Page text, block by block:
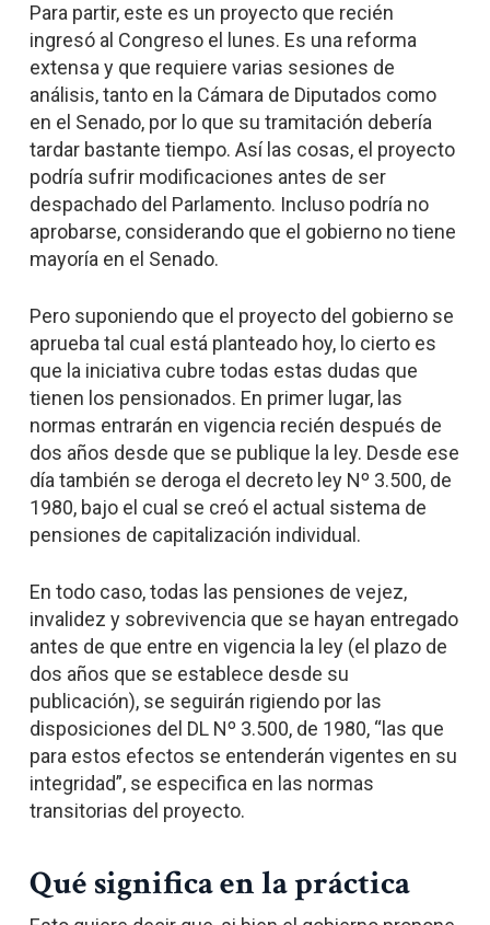
Para partir, este es un proyecto que recién
ingresó al Congreso el lunes. Es una reforma
extensa y que requiere varias sesiones de
análisis, tanto en la Cámara de Diputados como
en el Senado, por lo que su tramitación debería
tardar bastante tiempo. Así las cosas, el proyecto
podría sufrir modificaciones antes de ser
despachado del Parlamento. Incluso podría no
aprobarse, considerando que el gobierno no tiene
mayoría en el Senado.
Pero suponiendo que el proyecto del gobierno se
aprueba tal cual está planteado hoy, lo cierto es
que la iniciativa cubre todas estas dudas que
tienen los pensionados. En primer lugar, las
normas entrarán en vigencia recién después de
dos años desde que se publique la ley. Desde ese
día también se deroga el decreto ley Nº 3.500, de
1980, bajo el cual se creó el actual sistema de
pensiones de capitalización individual.
En todo caso, todas las pensiones de vejez,
invalidez y sobrevivencia que se hayan entregado
antes de que entre en vigencia la ley (el plazo de
dos años que se establece desde su
publicación), se seguirán rigiendo por las
disposiciones del DL Nº 3.500, de 1980, “las que
para estos efectos se entenderán vigentes en su
integridad”, se especifica en las normas
transitorias del proyecto.
Qué significa en la práctica